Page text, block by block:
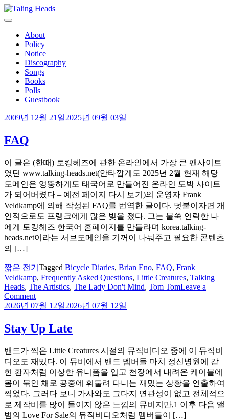
Skip
to
Taling Heads
About
Policy
Notice
Discography
Songs
Books
Polls
Guestbook
2009년 12월 21일2025년 09월 03일
FAQ
이 글은 (한때) 토킹헤즈에 관한 온라인에서 가장 큰 팬사이트
였던 www.talking-heads.net(안타깝게도 2025년 2월 현재 해당
도메인은 엉뚱하게도 태국어로 만들어진 온라인 도박 사이트
가 되어버렸다 – 예전 페이지 다시 보기)의 운영자 Frank
Veldkamp에 의해 작성된 FAQ를 번역한 글이다. 덧붙이자면 개
인적으로도 프랭크에게 많은 빚을 졌다. 그는 불쑥 연락한 나
에게 토킹헤즈 한국어 홈페이지를 만들라며 korea.talking-
heads.net이라는 서브도메인을 기꺼이 나눠주고 필요한 콘텐츠
의 […]
짧은 전기 Tagged Bicycle Diaries, Brian Eno, FAQ, Frank
Veldkamp, Frequently Asked Questions, Little Creatures, Talking
Heads, The Artistics, The Lady Don't Mind, Tom TomLeave a
Commenton
FAQ
2026년 07월 12일2026년 07월 12일
Stay Up Late
밴드가 찍은 Little Creatures 시절의 뮤직비디오 중에 이 뮤직비
디오도 재밌다. 이 뮤비에서 밴드 멤버들 마치 정신병원에 갇
힌 환자처럼 이상한 유니폼을 입고 천장에서 내려온 케이블에
몸이 묶인 채로 공중에 휘둘려 다니는 재밌는 상황을 연출하여
찍었다. 그러다 보니 가사와도 그다지 연관성이 없고 전체적으
로 제작비를 많이 들이지 않은 느낌의 뮤비지만,1 이후 다음 앨
범의 Love For Sale의 뮤직비디오처럼 멤버들이 […]